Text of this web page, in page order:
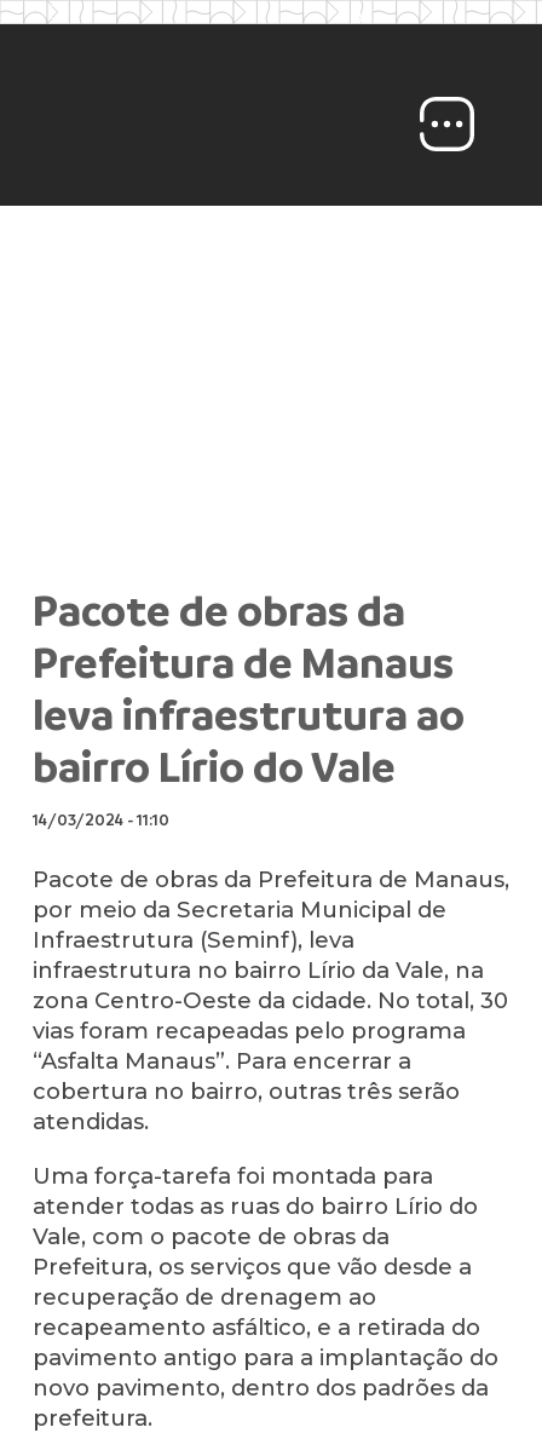
Pacote de obras da
Prefeitura de Manaus
leva infraestrutura ao
bairro Lírio do Vale
14/03/2024-11:10
Pacote de obras da Prefeitura de Manaus,
por meio da Secretaria Municipal de
Infraestrutura (Seminf), leva
infraestrutura no bairro Lírio da Vale, na
zona Centro-Oeste da cidade. No total, 30
vias foram recapeadas pelo programa
“Asfalta Manaus”. Para encerrar a
cobertura no bairro, outras três serão
atendidas.
Uma força-tarefa foi montada para
atender todas as ruas do bairro Lírio do
Vale, com o pacote de obras da
Prefeitura, os serviços que vão desde a
recuperação de drenagem ao
recapeamento asfáltico, e a retirada do
pavimento antigo para a implantação do
novo pavimento, dentro dos padrões da
prefeitura.